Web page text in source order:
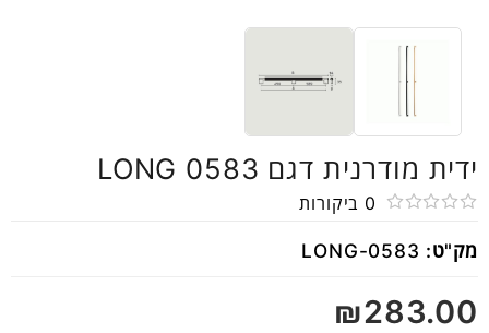
ידית מודרנית דגם LONG 0583
0
5
0 ביקורות
מק"ט: LONG-0583
₪283.00